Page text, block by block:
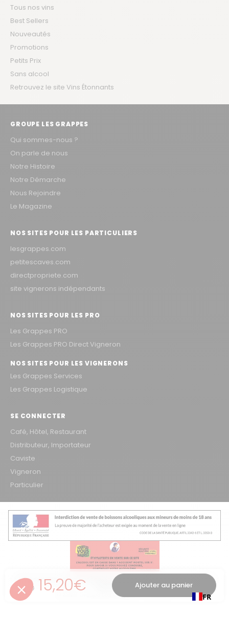
Tous nos vins
Best Sellers
Nouveautés
Promotions
Petits Prix
Sans alcool
Retrouvez le site Vins Étonnants
GROUPE LES GRAPPES
Qui sommes-nous ?
On parle de nous
Notre Histoire
Notre Démarche
Nous Rejoindre
Le Magazine
NOS SITES POUR LES PARTICULIERS
lesgrappes.com
petitescaves.com
directpropriete.com
site vignerons indépendants
NOS SITES POUR LES PRO
Les Grappes PRO
Les Grappes PRO Direct Vigneron
NOS SITES POUR LES VIGNERONS
Les Grappes Services
Les Grappes Logistique
SE CONNECTER
Café, Hôtel, Restaurant
Distributeur, Importateur
Caviste
Vigneron
Particulier
L'ABUS D'ALCOOL EST DANGEREUX POUR LA SANTÉ, À CONSOMMER AVEC
MODÉRATION
© 2026 Groupe Les Grappes – VINOSAKA
Prix de solde
16,80€ Prix régulier
15,20€
Ajouter au panier
FR